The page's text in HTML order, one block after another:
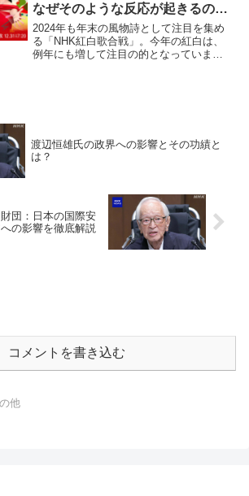
なぜそのような反応が起きるの
か？
2024年も年末の風物詩として注目を集め
る「NHK紅白歌合戦」。今年の紅白は、
例年にも増して注目の的となっていま
渡辺恒雄氏の政界への影響とその功績と
は？
団：日本の国際安
の影響を徹底解説
コメントを書き込む
他